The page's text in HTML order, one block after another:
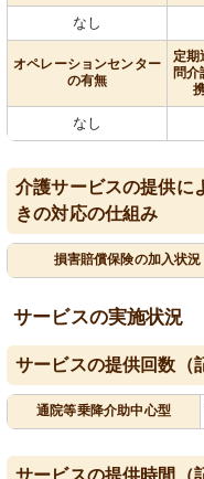
なし
オペレーションセンター
の有無
定期
問
なし
介護サービスの提供に
きの対応の仕組み
損害賠償保険の加入状況
サービスの実施状況
サービスの提供回数（
通院等乗降介助中心型
サービスの提供時間（